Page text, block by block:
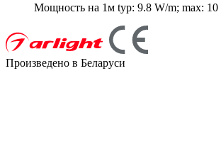
Мощность на 1м typ: 9.8 W/m; max:
Произведено в Беларуси